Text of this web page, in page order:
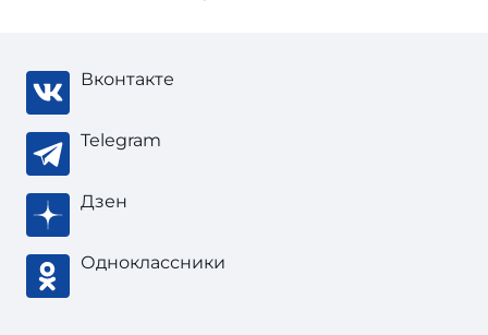
Вконтакте
Telegram
Дзен
Одноклассники